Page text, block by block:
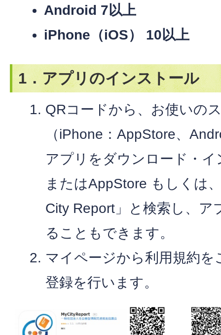
Android 7以上
iPhone（iOS） 10以上
1．アプリのインストール
QRコードから、お使いの
（iPhone：AppStore、
アプリをダウンロード・
またはAppStore もしくは
City Report」と検索し、ア
ることもできます。
マイページから利用規約を
登録を行います。